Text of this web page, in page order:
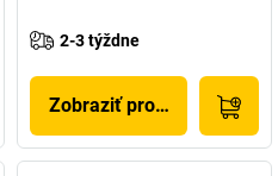
2-3 týždne
Zobraziť produkt